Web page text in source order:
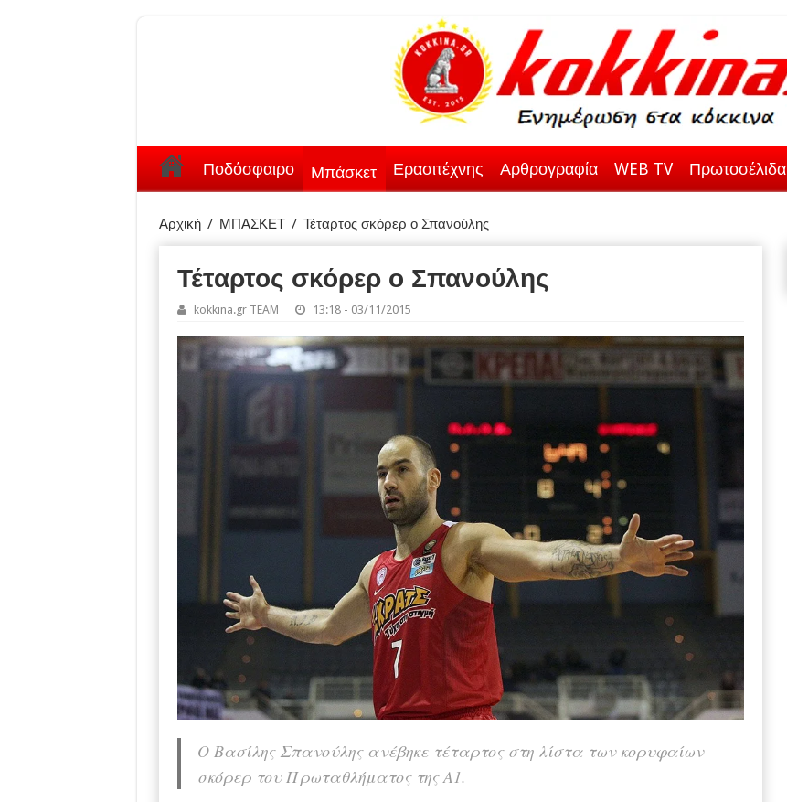
Ποδόσφαιρο Μπάσκετ Ερασιτέχνης Αρθρογραφία WEB TV Πρωτοσέλιδα
Αρχική / ΜΠΑΣΚΕΤ / Τέταρτος σκόρερ ο Σπανούλης
Τέταρτος σκόρερ ο Σπανούλης
kokkina.gr TEAM 13:18 - 03/11/2015
Ο Βασίλης Σπανούλης ανέβηκε τέταρτος στη λίστα των κορυφαίων
σκόρερ του Πρωταθλήματος της Α1.